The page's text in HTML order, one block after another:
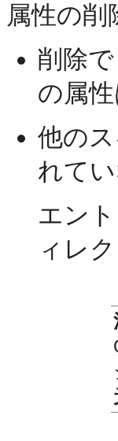
属性の削
削除
の属
他の
れて
エン
ィレ